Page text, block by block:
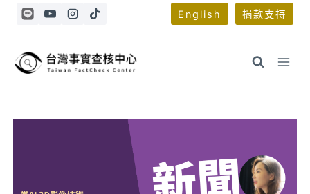
Skip
English 捐款支持